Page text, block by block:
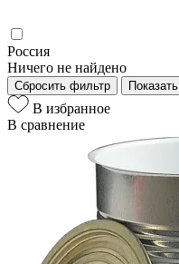
Россия
Ничего не найдено
Сбросить фильтр Показать
В избранное
В сравнение